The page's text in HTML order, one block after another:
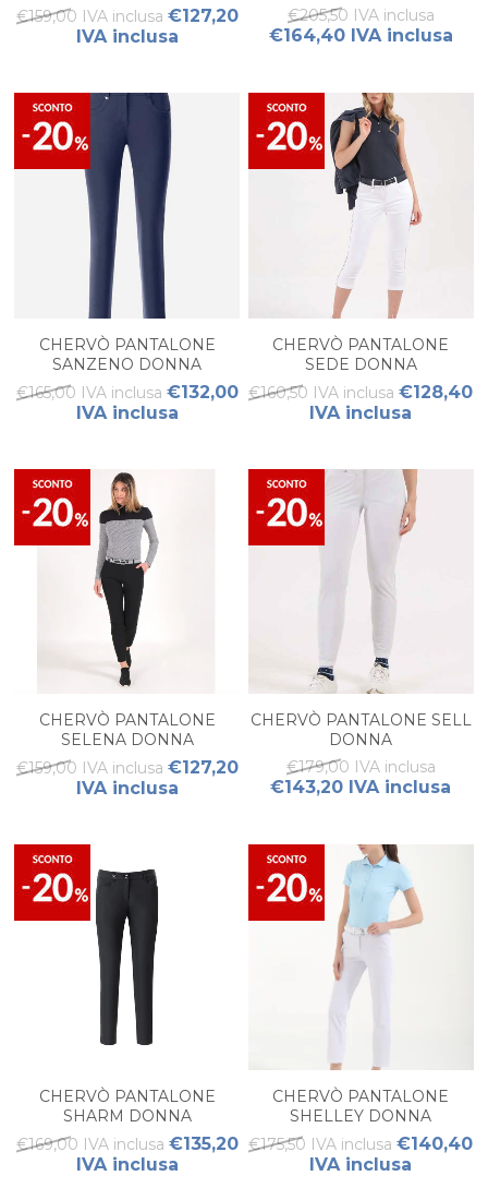
€159,00 IVA inclusa €127,20
IVA inclusa
€205,50 IVA inclusa
€164,40 IVA inclusa
CHERVÒ PANTALONE
SANZENO DONNA
€165,00 IVA inclusa €132,00
IVA inclusa
CHERVÒ PANTALONE
SEDE DONNA
€160,50 IVA inclusa €128,40
IVA inclusa
CHERVÒ PANTALONE
SELENA DONNA
€159,00 IVA inclusa €127,20
IVA inclusa
CHERVÒ PANTALONE SELL
DONNA
€179,00 IVA inclusa
€143,20 IVA inclusa
CHERVÒ PANTALONE
SHARM DONNA
€169,00 IVA inclusa €135,20
IVA inclusa
CHERVÒ PANTALONE
SHELLEY DONNA
€175,50 IVA inclusa €140,40
IVA inclusa